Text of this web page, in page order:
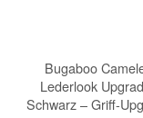
Bugaboo
Lederlook
Schwarz – Griff-